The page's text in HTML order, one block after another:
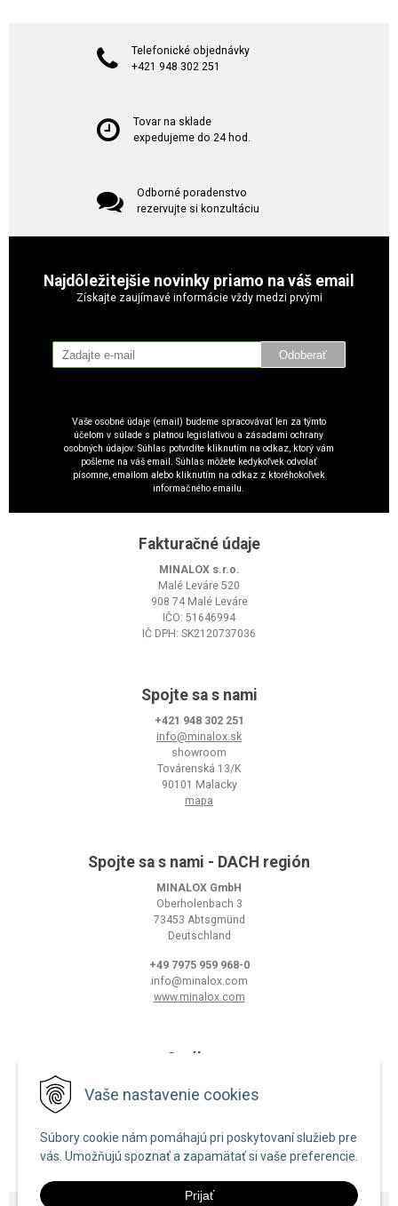
Vaše nastavenie cookies
Súbory cookie nám pomáhajú pri poskytovaní služieb pre
vás. Umožňujú spoznať a zapamätať si vaše preferencie.
Prijať
Telefonické objednávky
+421 948 302 251
Tovar na sklade
expedujeme do 24 hod.
Odborné poradenstvo
rezervujte si konzultáciu
Najdôležitejšie novinky priamo na váš email
Získajte zaujímavé informácie vždy medzi prvými
Odoberať
Vaše osobné údaje (email) budeme spracovávať len za týmto
účelom v súlade s platnou legislatívou a zásadami ochrany
osobných údajov. Súhlas potvrdíte kliknutím na odkaz, ktorý vám
pošleme na váš email. Súhlas môžete kedykoľvek odvolať
písomne, emailom alebo kliknutím na odkaz z ktoréhokoľvek
informačného emailu.
Fakturačné údaje
MINALOX s.r.o.
Malé Leváre 520
908 74 Malé Leváre
IČO: 51646994
IČ DPH: SK2120737036
Spojte sa s nami
+421 948 302 251
info@minalox.sk
showroom
Továrenská 13/K
90101 Malacky
mapa
Spojte sa s nami - DACH región
MINALOX GmbH
Oberholenbach 3
73453 Abtsgmünd
Deutschland
+49 7975 959 968-0
info@minalox.com
www.minalox.com
O nákupe
Zásady používania cookies